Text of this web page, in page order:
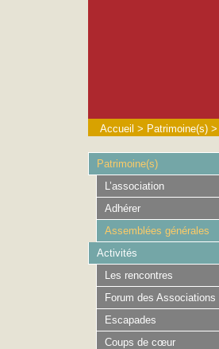
Accueil > Patrimoine(s) >
Patrimoine(s)
L’association
Adhérer
Assemblées générales
Activités
Les rencontres
Forum des Associations
Escapades
Coups de cœur